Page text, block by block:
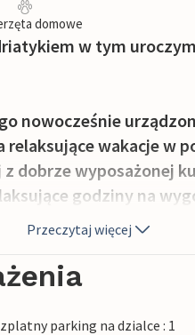
domowe
w tym
nowocześnie
wakacje w
dobrze wyposażonej
godziny na
na stymulujące
we wspólnym basenie
lub kieliszkiem wina.
Przeczytaj więcej
parking na dzialce : 1